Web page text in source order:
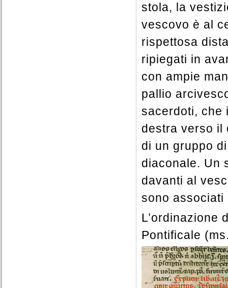
stola, la
vescovo è al
rispettosa
ripiegati in
con ampie
pallio
sacerdoti, che
destra verso il
di un gruppo
diaconale. Un
davanti al
sono
L’ordinazione
Pontificale